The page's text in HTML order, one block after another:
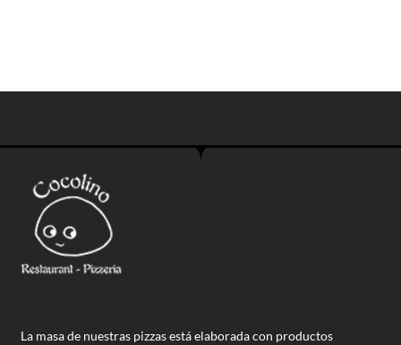
La masa de nuestras pizzas está elaborada con productos